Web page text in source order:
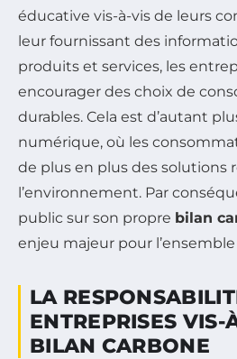
éducative vis-à-vis de leurs
leur fournissant des
produits et services, les
encourager des choix de
durables. Cela est d’autant
numérique, où les
de plus en plus des solutions
l’environnement. Par
public sur son propre bilan
enjeu majeur pour
LA
ENTREPRISES VIS-
BILAN CARBONE